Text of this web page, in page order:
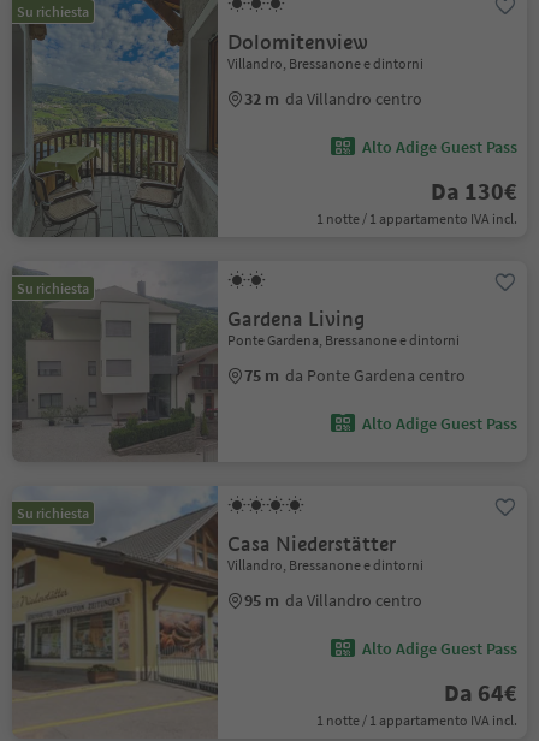
Su richiesta
Dolomitenview
Villandro, Bressanone e dintorni
32 m da Villandro centro
Alto Adige Guest Pass
Da 130€
1 notte / 1 appartamento IVA incl.
Su richiesta
Gardena Living
Ponte Gardena, Bressanone e dintorni
75 m da Ponte Gardena centro
Alto Adige Guest Pass
Su richiesta
Casa Niederstätter
Villandro, Bressanone e dintorni
95 m da Villandro centro
Alto Adige Guest Pass
Da 64€
1 notte / 1 appartamento IVA incl.